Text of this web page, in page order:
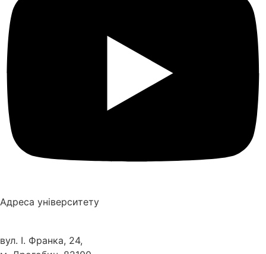
Адреса університету
вул. І. Франка, 24,